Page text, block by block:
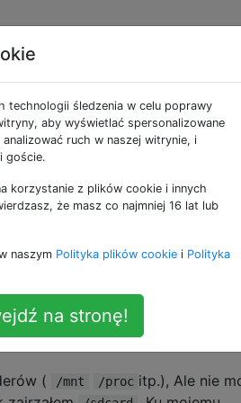
wielu
(właścicielem) i
przez aplikację
USB, montuje się jako urządzenie
aktualnie aktywnego
więc adb shell
(
/mnt /proc itp.), Ale nie
technologii śledzenia w celu poprawy
aby wyświetlać spersonalizowane
ruch w naszej witrynie, i
goście.
korzystanie z plików cookie i innych
że masz co najmniej 16 lat lub
naszym Polityka plików cookie i Polityka
na stronę!